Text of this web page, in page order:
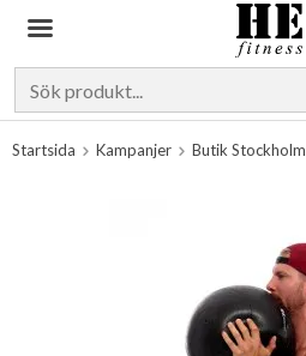
Startsida Kampanjer Butik Stockholm